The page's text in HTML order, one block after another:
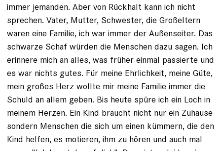
immer jemanden. Aber von Rückhalt kann ich nicht
sprechen. Vater, Mutter, Schwester, die Großeltern
waren eine Familie, ich war immer der Außenseiter. Das
schwarze Schaf würden die Menschen dazu sagen. Ich
erinnere mich an alles, was früher einmal passierte und
es war nichts gutes. Für meine Ehrlichkeit, meine Güte,
mein großes Herz wollte mir meine Familie immer die
Schuld an allem geben. Bis heute spüre ich ein Loch in
meinem Herzen. Ein Kind braucht nicht nur ein Zuhause
sondern Menschen die sich um einen kümmern, die den
Kind helfen, es motieren, ihm zu hören und auch mal